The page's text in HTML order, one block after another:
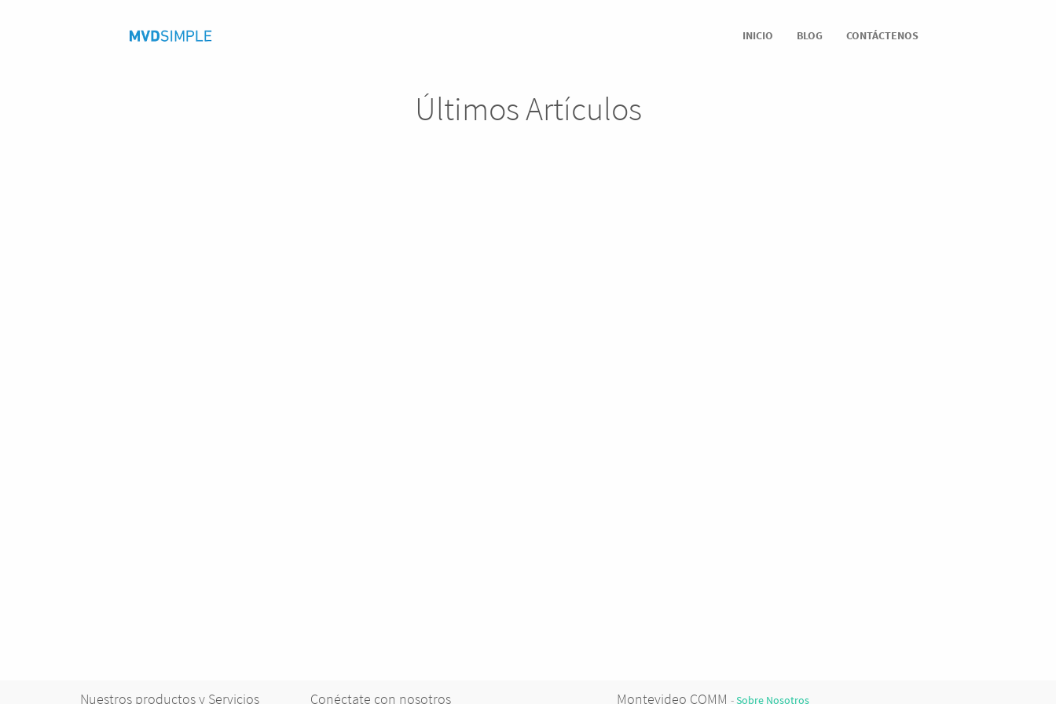
INICIO BLOG CONTÁCTENOS
Últimos Artículos
Nuestros productos y Servicios Conéctate con nosotros Montevideo COMM -Sobre Nosotros